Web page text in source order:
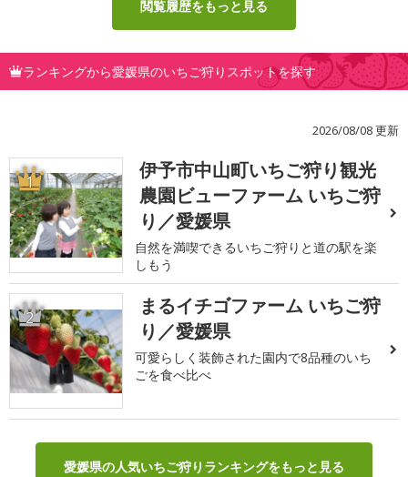
閲覧履歴をもっと見る
ランキングから愛媛県のいちご狩りスポットを探す
2026/08/08 更新
1
伊予市中山町いちご狩り観光
農園ビューファーム いちご狩
り／愛媛県
自然を満喫できるいちご狩りと道の駅を楽
しもう
2
まるイチゴファーム いちご狩
り／愛媛県
可愛らしく装飾された園内で8品種のいち
ごを食べ比べ
愛媛県の人気いちご狩りランキングをもっと見る